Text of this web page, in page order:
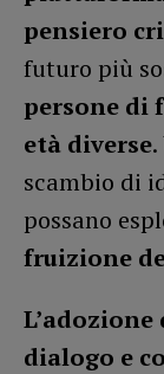
pensiero
futuro più
persone di
età diverse
scambio di
possano
fruizione
dialogo e